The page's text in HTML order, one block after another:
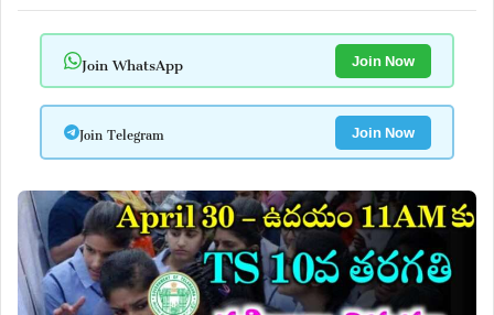
Join WhatsApp Join Now
Join Telegram Join Now